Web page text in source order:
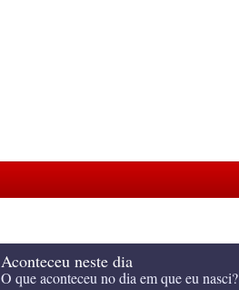
Aconteceu neste dia
O que aconteceu no dia em que eu nasci?